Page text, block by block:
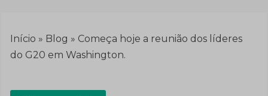
Início » Blog » Começa hoje a reunião dos líderes
do G20 em Washington.